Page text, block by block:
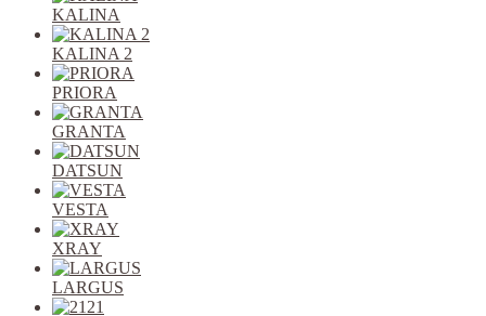
KALINA
KALINA 2
PRIORA
GRANTA
DATSUN
VESTA
XRAY
LARGUS